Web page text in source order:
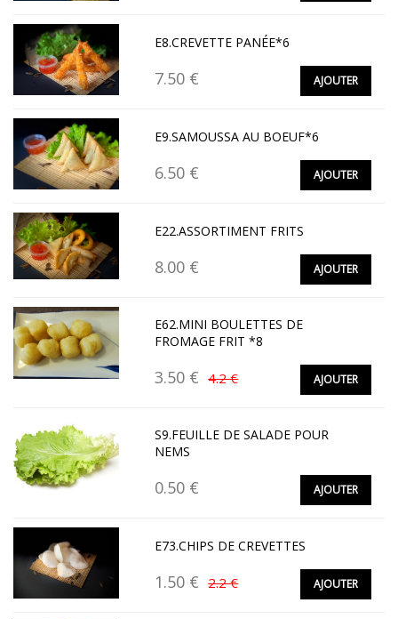
E8.CREVETTE PANÉE*6
7.50 € AJOUTER
E9.SAMOUSSA AU BOEUF*6
6.50 € AJOUTER
E22.ASSORTIMENT FRITS
8.00 € AJOUTER
E62.MINI BOULETTES DE
FROMAGE FRIT *8
3.50 € 4.2 € AJOUTER
S9.FEUILLE DE SALADE POUR
NEMS
0.50 € AJOUTER
E73.CHIPS DE CREVETTES
1.50 € 2.2 € AJOUTER